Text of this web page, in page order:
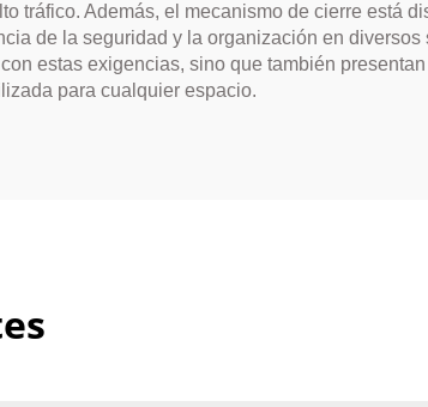
tráfico. Además, el mecanismo de cierre está
de la seguridad y la organización en diversos
estas exigencias, sino que también
para cualquier espacio.